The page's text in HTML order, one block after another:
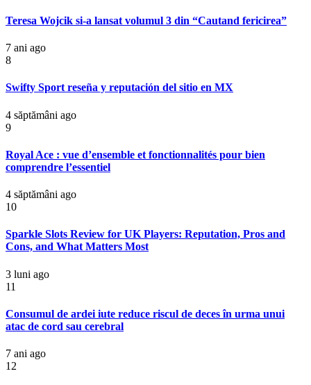
Teresa Wojcik si-a lansat volumul 3 din “Cautand fericirea”
7 ani ago
8
Swifty Sport reseña y reputación del sitio en MX
4 săptămâni ago
9
Royal Ace : vue d’ensemble et fonctionnalités pour bien
comprendre l’essentiel
4 săptămâni ago
10
Sparkle Slots Review for UK Players: Reputation, Pros and
Cons, and What Matters Most
3 luni ago
11
Consumul de ardei iute reduce riscul de deces în urma unui
atac de cord sau cerebral
7 ani ago
12